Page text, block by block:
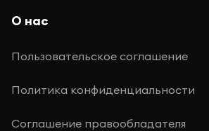
О нас
Пользовательское соглашение
Политика конфиденциальности
Соглашение правообладателя